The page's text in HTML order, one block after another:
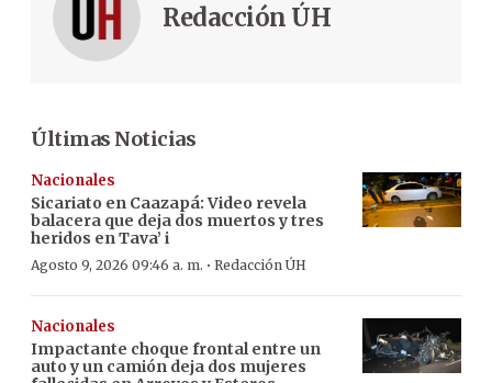
Redacción ÚH
Últimas Noticias
Nacionales
Sicariato en Caazapá: Video revela
balacera que deja dos muertos y tres
heridos en Tava’ i
Agosto 9, 2026 09:46 a. m. · Redacción ÚH
Nacionales
Impactante choque frontal entre un
auto y un camión deja dos mujeres